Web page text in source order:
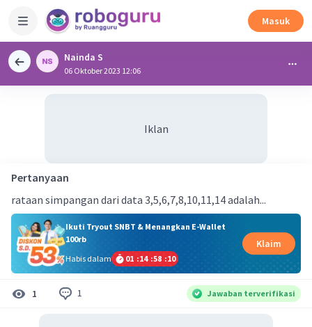
Masuk
Nainda S
06 Oktober 2023 12:06
Iklan
Pertanyaan
rataan simpangan dari data 3,5,6,7,8,10,11,14 adalah...
Ikuti Tryout SNBT & Menangkan E-Wallet
100rb
Habis dalam
01 :14 :58 :09
Klaim
1 1 Jawaban terverifikasi